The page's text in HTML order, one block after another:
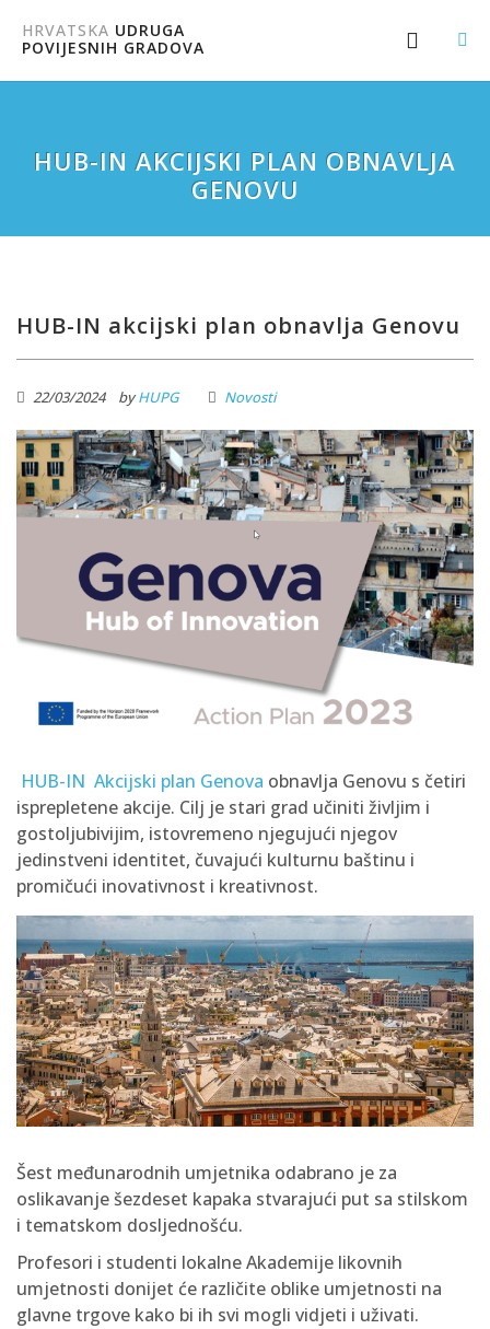
HRVATSKA UDRUGA
POVIJESNIH GRADOVA
HUB-IN AKCIJSKI PLAN OBNAVLJA
GENOVU
HUB-IN akcijski plan obnavlja Genovu
22/03/2024 byHUPG Novosti
HUB-IN Akcijski plan Genova obnavlja Genovu s četiri
isprepletene akcije. Cilj je stari grad učiniti življim i
gostoljubivijim, istovremeno njegujući njegov
jedinstveni identitet, čuvajući kulturnu baštinu i
promičući inovativnost i kreativnost.
Šest međunarodnih umjetnika odabrano je za
oslikavanje šezdeset kapaka stvarajući put sa stilskom
i tematskom dosljednošću.
Profesori i studenti lokalne Akademije likovnih
umjetnosti donijet će različite oblike umjetnosti na
glavne trgove kako bi ih svi mogli vidjeti i uživati.